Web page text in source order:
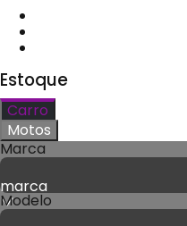
Estoque
Carro
Motos
Marca
marca
Modelo